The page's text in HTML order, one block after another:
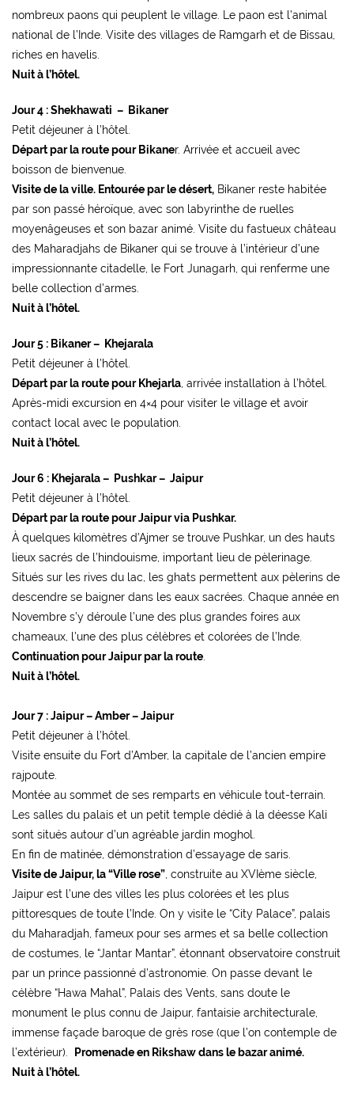
nombreux paons qui peuplent le village. Le paon est l’animal
national de l’Inde. Visite des villages de Ramgarh et de Bissau,
riches en havelis.
Nuit à l’hôtel.
Jour 4 : Shekhawati – Bikaner
Petit déjeuner à l’hôtel.
Départ par la route pour Bikaner. Arrivée et accueil avec
boisson de bienvenue.
Visite de la ville. Entourée par le désert, Bikaner reste habitée
par son passé héroïque, avec son labyrinthe de ruelles
moyenâgeuses et son bazar animé. Visite du fastueux château
des Maharadjahs de Bikaner qui se trouve à l’intérieur d’une
impressionnante citadelle, le Fort Junagarh, qui renferme une
belle collection d’armes.
Nuit à l’hôtel.
Jour 5 : Bikaner – Khejarala
Petit déjeuner à l’hôtel.
Départ par la route pour Khejarla , arrivée installation à l’hôtel.
Après-midi excursion en 4×4 pour visiter le village et avoir
contact local avec le population.
Nuit à l’hôtel.
Jour 6 : Khejarala – Pushkar – Jaipur
Petit déjeuner à l’hôtel.
Départ par la route pour Jaipur via Pushkar.
À quelques kilomètres d’Ajmer se trouve Pushkar, un des hauts
lieux sacrés de l’hindouisme, important lieu de pèlerinage.
Situés sur les rives du lac, les ghats permettent aux pèlerins de
descendre se baigner dans les eaux sacrées. Chaque année en
Novembre s’y déroule l’une des plus grandes foires aux
chameaux, l’une des plus célèbres et colorées de l’Inde.
Continuation pour Jaipur par la route
Nuit à l’hôtel.
Jour 7 : Jaipur – Amber – Jaipur
Petit déjeuner à l’hôtel.
Visite ensuite du Fort d’Amber, la capitale de l’ancien empire
rajpoute.
Montée au sommet de ses remparts en véhicule tout-terrain.
Les salles du palais et un petit temple dédié à la déesse Kali
sont situés autour d’un agréable jardin moghol.
En fin de matinée, démonstration d’essayage de saris.
Visite de Jaipur, la “Ville rose” , construite au XVIème siècle,
Jaipur est l’une des villes les plus colorées et les plus
pittoresques de toute l’Inde. On y visite le “City Palace”, palais
du Maharadjah, fameux pour ses armes et sa belle collection
de costumes, le “Jantar Mantar”, étonnant observatoire construit
par un prince passionné d’astronomie. On passe devant le
célèbre “Hawa Mahal”, Palais des Vents, sans doute le
monument le plus connu de Jaipur, fantaisie architecturale,
immense façade baroque de grès rose (que l’on contemple de
l’extérieur).
Promenade en Rikshaw dans le bazar animé.
Nuit à l’hôtel.